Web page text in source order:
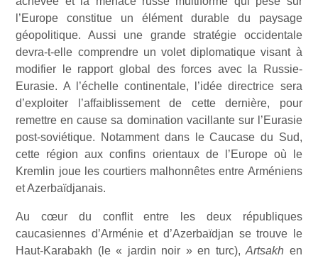
l’Europe constitue un élément durable du paysage
géopolitique. Aussi une grande stratégie occidentale
devra-t-elle comprendre un volet diplomatique visant à
modifier le rapport global des forces avec la Russie-
Eurasie. A l’échelle continentale, l’idée directrice sera
d’exploiter l’affaiblissement de cette dernière, pour
remettre en cause sa domination vacillante sur l’Eurasie
post-soviétique. Notamment dans le Caucase du Sud,
cette région aux confins orientaux de l’Europe où le
Kremlin joue les courtiers malhonnêtes entre Arméniens
et Azerbaïdjanais.
Au cœur du conflit entre les deux républiques
caucasiennes d’Arménie et d’Azerbaïdjan se trouve le
Haut-Karabakh (le « jardin noir » en turc),Artsakh en